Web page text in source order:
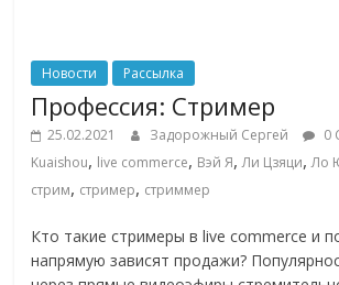
Новости Рассылка
Профессия: Стример
25.02.2021 Задорожный Сергей
0
Kuaishou, live commerce, Вэй Я,Ли Цзяци,Ло
стрим, стример, стриммер
Кто такие стримеры в live commerce и
напрямую зависят продажи?